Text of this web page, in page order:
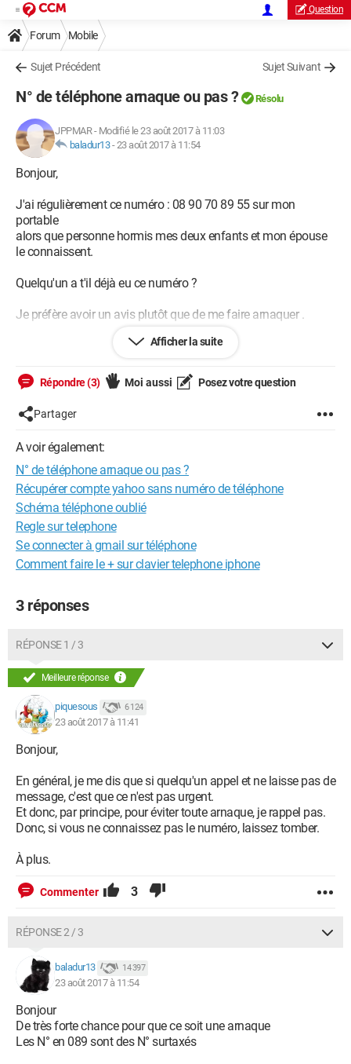
Question
Forum Mobile
Sujet Précédent Sujet Suivant
N° de téléphone arnaque ou pas ? Résolu
JPPMAR- Modifié le 23 août 2017 à 11:03
baladur13-23 août 2017 à 11:54
Bonjour,
J'ai régulièrement ce numéro : 08 90 70 89 55 sur mon
portable
alors que personne hormis mes deux enfants et mon épouse
le connaissent.
Quelqu'un a t'il déjà eu ce numéro ?
Je préfère avoir un avis plutôt que de me faire arnaquer .
Merci de votre collaboration.
Cordialement.
JPPMAR.
Afficher la suite
Répondre (3) Moi aussi Posez votre question
Partager
A voir également:
N° de téléphone arnaque ou pas ?
Récupérer compte yahoo sans numéro de téléphone
Schéma téléphone oublié
Regle sur telephone
Se connecter à gmail sur téléphone
Comment faire le + sur clavier telephone iphone
3 réponses
RÉPONSE 1 / 3
Meilleure réponse
piquesous 6 124
23 août 2017 à 11:41
Bonjour,
En général, je me dis que si quelqu'un appel et ne laisse pas de
message, c'est que ce n'est pas urgent.
Et donc, par principe, pour éviter toute arnaque, je rappel pas.
Donc, si vous ne connaissez pas le numéro, laissez tomber.
À plus.
Commenter 3
RÉPONSE 2 / 3
baladur13 14 397
23 août 2017 à 11:54
Bonjour
De très forte chance pour que ce soit une arnaque
Les N° en 089 sont des N° surtaxés